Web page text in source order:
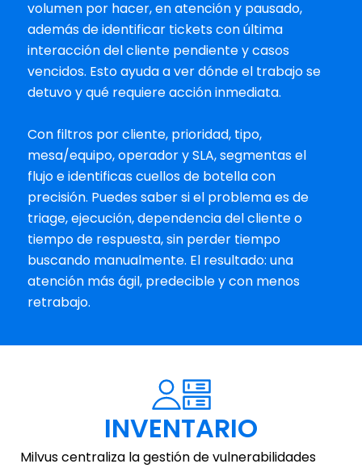
volumen por hacer, en atención y pausado,
además de identificar tickets con última
interacción del cliente pendiente y casos
vencidos. Esto ayuda a ver dónde el trabajo se
detuvo y qué requiere acción inmediata.
Con filtros por cliente, prioridad, tipo,
mesa/equipo, operador y SLA, segmentas el
flujo e identificas cuellos de botella con
precisión. Puedes saber si el problema es de
triage, ejecución, dependencia del cliente o
tiempo de respuesta, sin perder tiempo
buscando manualmente. El resultado: una
atención más ágil, predecible y con menos
retrabajo.
INVENTARIO
Milvus centraliza la gestión de vulnerabilidades